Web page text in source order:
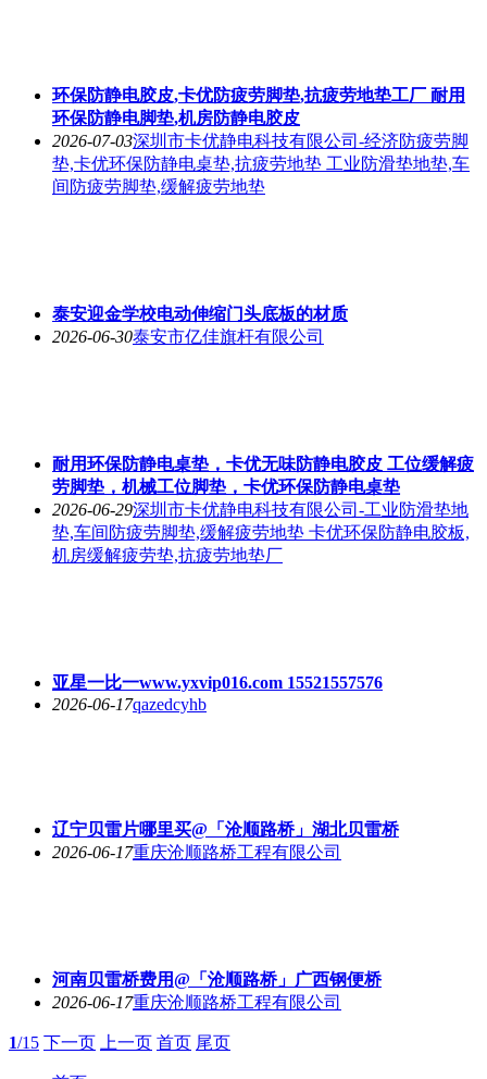
环保防静电胶皮,卡优防疲劳脚垫,抗疲劳地垫工厂 耐用
环保防静电脚垫,机房防静电胶皮
2026-07-03深圳市卡优静电科技有限公司-经济防疲劳脚
垫,卡优环保防静电桌垫,抗疲劳地垫 工业防滑垫地垫,车
间防疲劳脚垫,缓解疲劳地垫
泰安迎金学校电动伸缩门头底板的材质
2026-06-30泰安市亿佳旗杆有限公司
耐用环保防静电桌垫，卡优无味防静电胶皮 工位缓解疲
劳脚垫，机械工位脚垫，卡优环保防静电桌垫
2026-06-29深圳市卡优静电科技有限公司-工业防滑垫地
垫,车间防疲劳脚垫,缓解疲劳地垫 卡优环保防静电胶板,
机房缓解疲劳垫,抗疲劳地垫厂
亚星一比一www.yxvip016.com 15521557576
2026-06-17qazedcyhb
辽宁贝雷片哪里买@「沧顺路桥」湖北贝雷桥
2026-06-17重庆沧顺路桥工程有限公司
河南贝雷桥费用@「沧顺路桥」广西钢便桥
2026-06-17重庆沧顺路桥工程有限公司
1/15 下一页 上一页 首页 尾页